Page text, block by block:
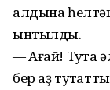
алдына
ынтылды.
— Ағай! Туҡта
бер аҙ